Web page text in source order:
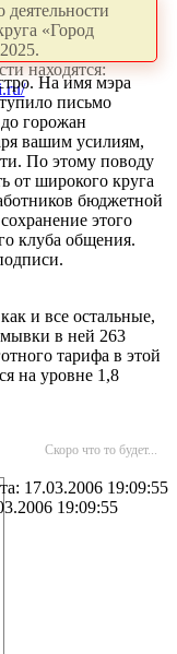
«Город
находятся:
На имя мэра
письмо
горожан
вашим усилиям,
По этому поводу
от широкого круга
бюджетной
этого
клуба общения.
и все остальные,
в ней 263
тарифа в этой
на уровне 1,8
Скоро что то будет...
17.03.2006 19:09:55
19:09:55